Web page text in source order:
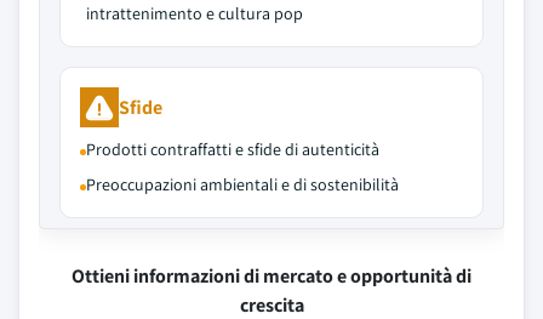
intrattenimento e cultura pop
Sfide
Prodotti contraffatti e sfide di autenticità
Preoccupazioni ambientali e di sostenibilità
Ottieni informazioni di mercato e opportunità di
crescita